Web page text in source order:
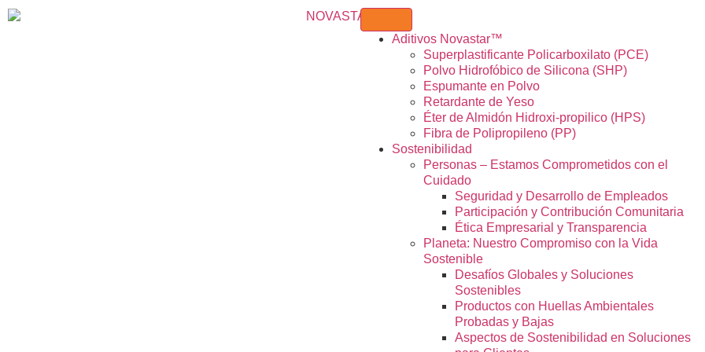
Aditivos Novastar™
Superplastificante Policarboxilato (PCE)
Polvo Hidrofóbico de Silicona (SHP)
Espumante en Polvo
Retardante de Yeso
Éter de Almidón Hidroxi-propilico (HPS)
Fibra de Polipropileno (PP)
Sostenibilidad
Personas – Estamos Comprometidos con el
Cuidado
Seguridad y Desarrollo de Empleados
Participación y Contribución Comunitaria
Ética Empresarial y Transparencia
Planeta: Nuestro Compromiso con la Vida
Sostenible
Desafíos Globales y Soluciones
Sostenibles
Productos con Huellas Ambientales
Probadas y Bajas
Aspectos de Sostenibilidad en Soluciones